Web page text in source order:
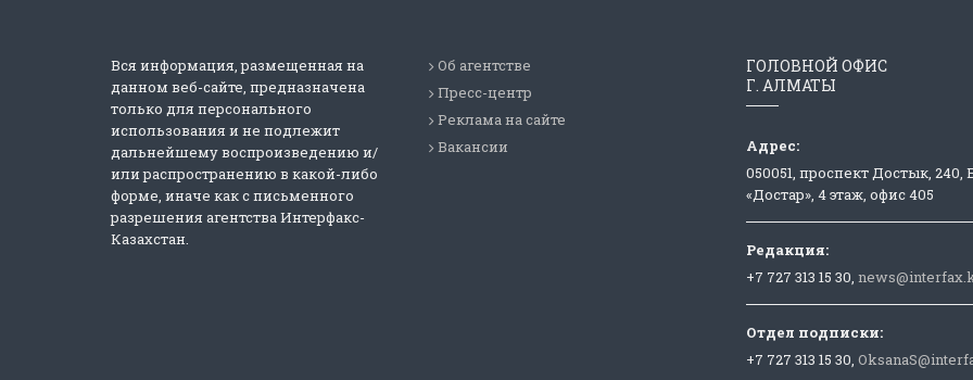
Вся информация, размещенная на
данном веб-сайте, предназначена
только для персонального
использования и не подлежит
дальнейшему воспроизведению и/
или распространению в какой-либо
форме, иначе как с письменного
разрешения агентства Интерфакс-
Казахстан.
Об агентстве
Пресс-центр
Реклама на сайте
Вакансии
ГОЛОВНОЙ ОФИС
Г. АЛМАТЫ
Адрес:
050051, проспект Достык, 240,
«Достар», 4 этаж, офис 405
Редакция:
+7 727 313 15 30,
Отдел подписки:
+7 727 313 15 30,